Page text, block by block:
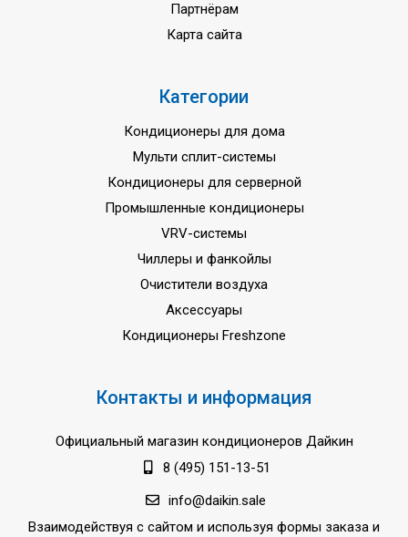
Партнёрам
Карта сайта
Категории
Кондиционеры для дома
Мульти сплит-системы
Кондиционеры для серверной
Промышленные кондиционеры
VRV-системы
Чиллеры и фанкойлы
Очистители воздуха
Аксессуары
Кондиционеры Freshzone
Контакты и информация
Официальный магазин кондиционеров Дайкин
8 (495) 151-13-51
info@daikin.sale
Взаимодействуя с сайтом и используя формы заказа и